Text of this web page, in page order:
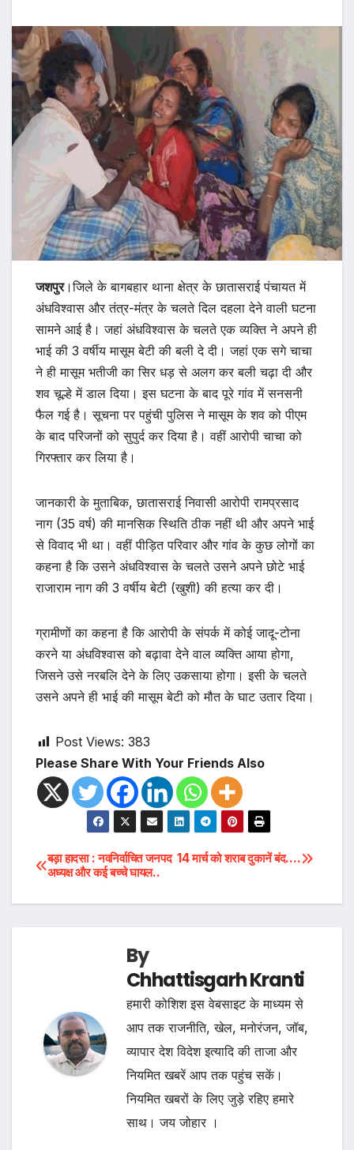
जशपुर।जिले के बागबहार थाना क्षेत्र के छातासराई पंचायत में
अंधविश्वास और तंत्र-मंत्र के चलते दिल दहला देने वाली घटना
सामने आई है। जहां अंधविश्वास के चलते एक व्यक्ति ने अपने ही
भाई की 3 वर्षीय मासूम बेटी की बली दे दी। जहां एक सगे चाचा
ने ही मासूम भतीजी का सिर धड़ से अलग कर बली चढ़ा दी और
शव चूल्हे में डाल दिया। इस घटना के बाद पूरे गांव में सनसनी
फैल गई है। सूचना पर पहुंची पुलिस ने मासूम के शव को पीएम
के बाद परिजनों को सुपुर्द कर दिया है। वहीं आरोपी चाचा को
गिरफ्तार कर लिया है।
जानकारी के मुताबिक, छातासराई निवासी आरोपी रामप्रसाद
नाग (35 वर्ष) की मानसिक स्थिति ठीक नहीं थी और अपने भाई
से विवाद भी था। वहीं पीड़ित परिवार और गांव के कुछ लोगों का
कहना है कि उसने अंधविश्वास के चलते उसने अपने छोटे भाई
राजाराम नाग की 3 वर्षीय बेटी (खुशी) की हत्या कर दी।
ग्रामीणों का कहना है कि आरोपी के संपर्क में कोई जादू-टोना
करने या अंधविश्वास को बढ़ावा देने वाल व्यक्ति आया होगा,
जिसने उसे नरबलि देने के लिए उकसाया होगा। इसी के चलते
उसने अपने ही भाई की मासूम बेटी को मौत के घाट उतार दिया।
Post Views: 383
Please Share With Your Friends Also
Post
navigation
14 मार्च को शराब दुकानें बंद….
बड़ा हादसा : नवनिर्वाचित जनपद
अध्यक्ष और कई बच्चे घायल..
By
Chhattisgarh Kranti
हमारी कोशिश इस वेबसाइट के माध्यम से
आप तक राजनीति, खेल, मनोरंजन, जॉब,
व्यापार देश विदेश इत्यादि की ताजा और
नियमित खबरें आप तक पहुंच सकें।
नियमित खबरों के लिए जुड़े रहिए हमारे
साथ। जय जोहार ।